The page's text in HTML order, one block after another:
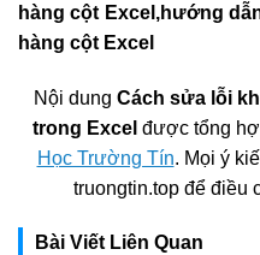
hàng cột Excel,hướng
hàng cột Excel
Nội dung Cách sửa lỗi
trong Excel được tổng
Học Trường Tín. Mọi ý
truongtin.top để điều
Bài Viết Liên Quan